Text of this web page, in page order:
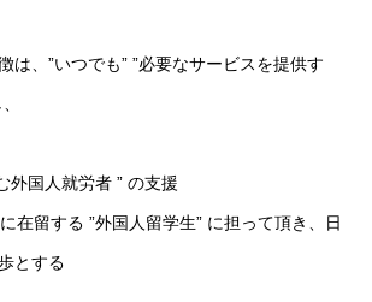
は、”いつでも” ”必要なサービスを提供す
外国人就労者 ” の支援
在留する ”外国人留学生” に担って頂き、日
とする